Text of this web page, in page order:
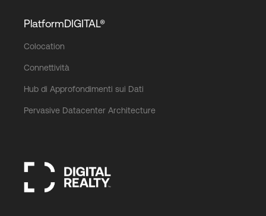
PlatformDIGITAL®
Colocation
Connettività
Hub di Approfondimenti sui Dati
Pervasive Datacenter Architecture